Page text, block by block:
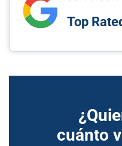
Top
cuánto